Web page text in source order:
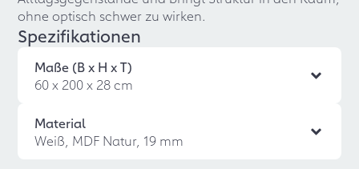
ohne optisch schwer zu wirken.
Spezifikationen
Maße (B x H x T)
60 x 200 x 28 cm
Material
Weiß, MDF Natur, 19 mm